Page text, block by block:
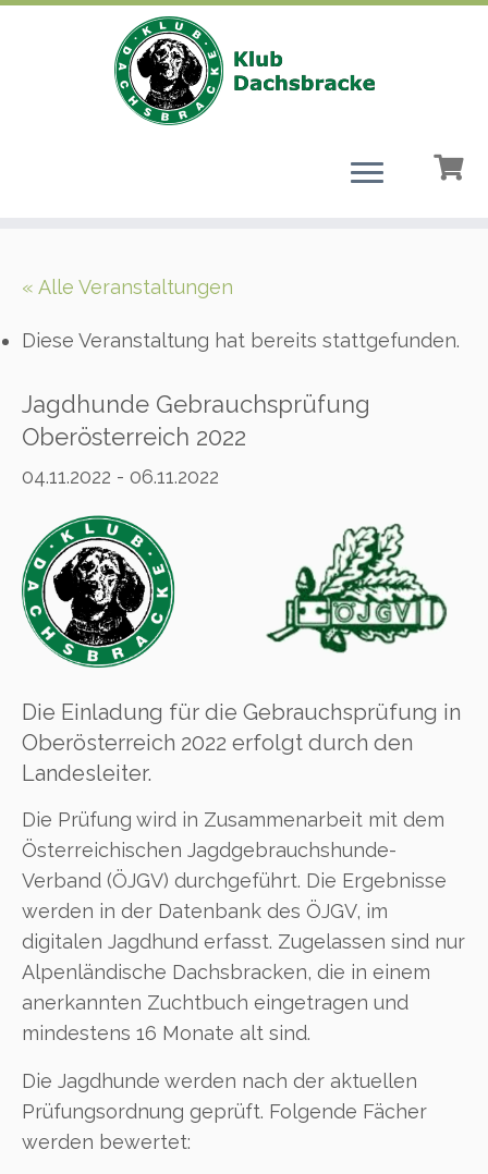
« Alle Veranstaltungen
Diese Veranstaltung hat bereits stattgefunden.
Jagdhunde Gebrauchsprüfung
Oberösterreich 2022
04.11.2022 - 06.11.2022
Die Einladung für die Gebrauchsprüfung in
Oberösterreich 2022 erfolgt durch den
Landesleiter.
Die Prüfung wird in Zusammenarbeit mit dem
Österreichischen Jagdgebrauchshunde-
Verband (ÖJGV) durchgeführt. Die Ergebnisse
werden in der Datenbank des ÖJGV, im
digitalen Jagdhund erfasst. Zugelassen sind nur
Alpenländische Dachsbracken, die in einem
anerkannten Zuchtbuch eingetragen und
mindestens 16 Monate alt sind.
Die Jagdhunde werden nach der aktuellen
Prüfungsordnung geprüft. Folgende Fächer
werden bewertet: